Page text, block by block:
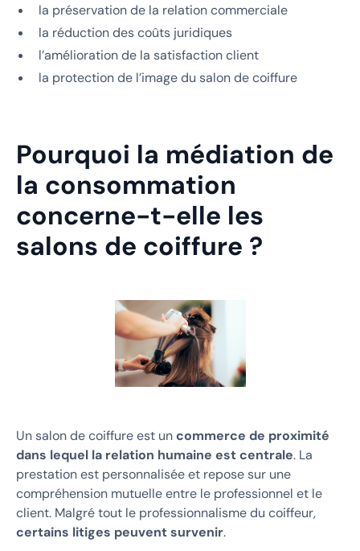
la préservation de la relation commerciale
la réduction des coûts juridiques
l’amélioration de la satisfaction client
la protection de l’image du salon de coiffure
Pourquoi la médiation de
la consommation
concerne-t-elle les
salons de coiffure ?
Un salon de coiffure est uncommerce de proximité
dans lequel la relation humaine est centrale. La
prestation est personnalisée et repose sur une
compréhension mutuelle entre le professionnel et le
client. Malgré tout le professionnalisme du coiffeur,
certains litiges peuvent survenir.